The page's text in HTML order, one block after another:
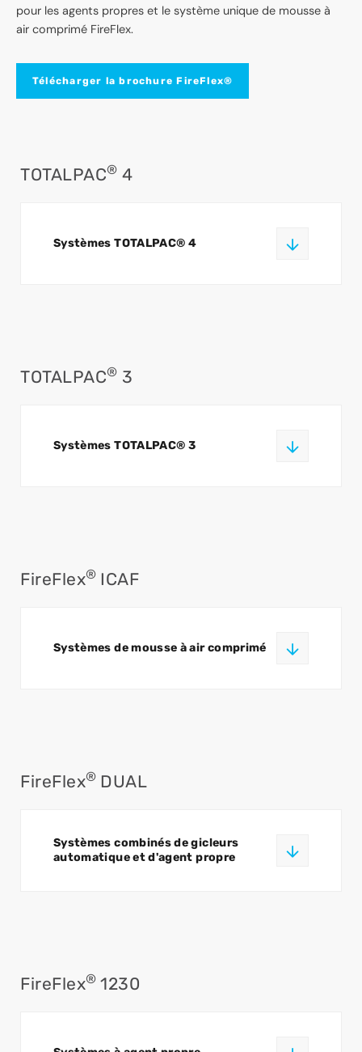
pour les agents propres et le système unique de mousse à
air comprimé FireFlex.
Télécharger la brochure FireFlex®
TOTALPAC® 4
Systèmes TOTALPAC® 4
TOTALPAC® 3
Systèmes TOTALPAC® 3
FireFlex® ICAF
Systèmes de mousse à air comprimé
FireFlex® DUAL
Systèmes combinés de gicleurs
automatique et d'agent propre
FireFlex®1230